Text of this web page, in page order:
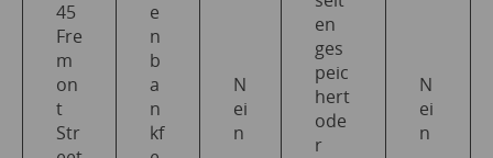
45
Fre
m
on
t
Str
e
n
b
a
n
kf
N
ei
n
en
ges
peic
hert
ode
r
N
ei
n